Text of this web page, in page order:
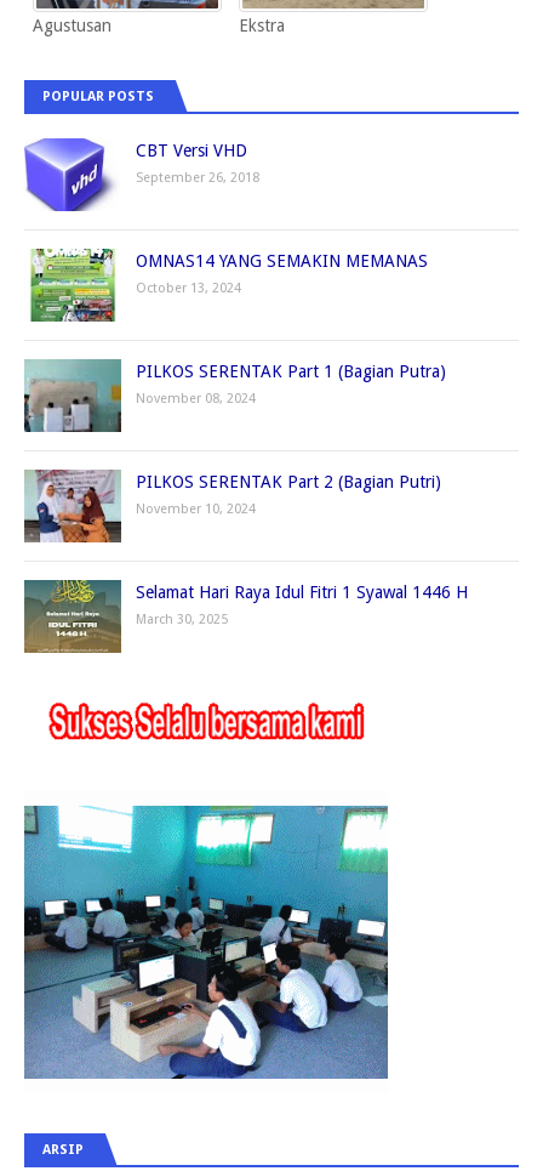
Agustusan Ekstra
POPULAR POSTS
CBT Versi VHD
September 26, 2018
OMNAS14 YANG SEMAKIN MEMANAS
October 13, 2024
PILKOS SERENTAK Part 1 (Bagian Putra)
November 08, 2024
PILKOS SERENTAK Part 2 (Bagian Putri)
November 10, 2024
Selamat Hari Raya Idul Fitri 1 Syawal 1446 H
March 30, 2025
ARSIP